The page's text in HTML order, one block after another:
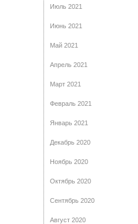
Июль 2021
Июнь 2021
Май 2021
Апрель 2021
Март 2021
Февраль 2021
Январь 2021
Декабрь 2020
Ноябрь 2020
Октябрь 2020
Сентябрь 2020
Август 2020